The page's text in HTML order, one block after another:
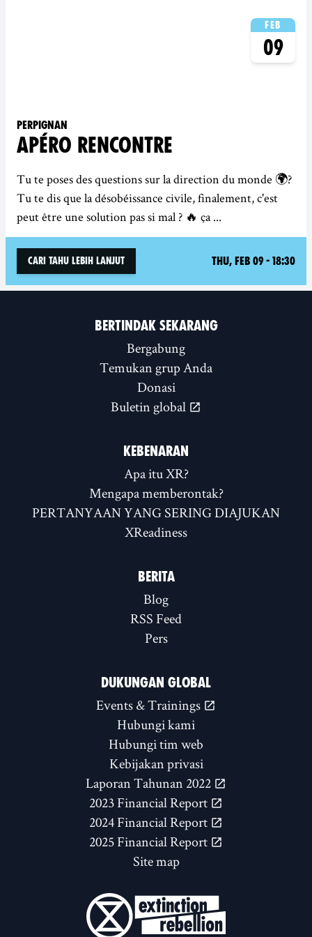
Feb
09
Perpignan
APÉRO RENCONTRE
Tu te poses des questions sur la direction du monde 🌍?
Tu te dis que la désobéissance civile, finalement, c'est
peut être une solution pas si mal ? 🔥 ça ...
Cari tahu lebih lanjut Thu, Feb 09 - 18:30
BERTINDAK SEKARANG
Bergabung
Temukan grup Anda
Donasi
Buletin global
KEBENARAN
Apa itu XR?
Mengapa memberontak?
PERTANYAAN YANG SERING DIAJUKAN
XReadiness
BERITA
Blog
RSS Feed
Pers
DUKUNGAN GLOBAL
Events & Trainings
Hubungi kami
Hubungi tim web
Kebijakan privasi
Laporan Tahunan 2022
2023 Financial Report
2024 Financial Report
2025 Financial Report
Site map